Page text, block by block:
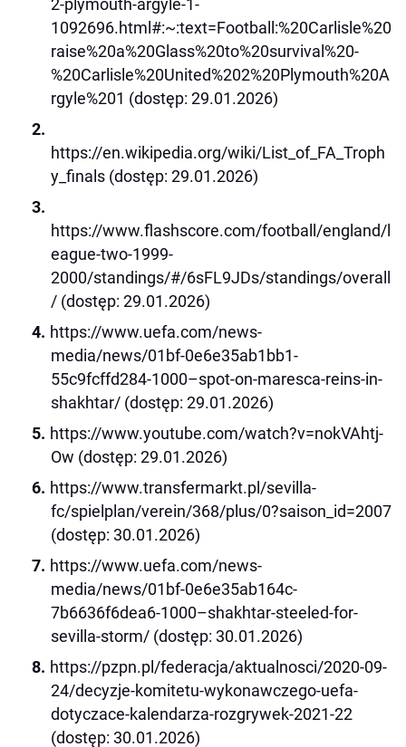
1092696.html#:~:text=Football:%20Carlisle%20
raise%20a%20Glass%20to%20survival%20-
%20Carlisle%20United%202%20Plymouth%20A
rgyle%201 (dostęp: 29.01.2026)
https://en.wikipedia.org/wiki/List_of_FA_Troph
y_finals (dostęp: 29.01.2026)
https://www.flashscore.com/football/england/l
eague-two-1999-
2000/standings/#/6sFL9JDs/standings/overall
/ (dostęp: 29.01.2026)
https://www.uefa.com/news-
media/news/01bf-0e6e35ab1bb1-
55c9fcffd284-1000–spot-on-maresca-reins-in-
shakhtar/ (dostęp: 29.01.2026)
https://www.youtube.com/watch?v=nokVAhtj-
Ow (dostęp: 29.01.2026)
https://www.transfermarkt.pl/sevilla-
fc/spielplan/verein/368/plus/0?saison_id=2007
(dostęp: 30.01.2026)
https://www.uefa.com/news-
media/news/01bf-0e6e35ab164c-
7b6636f6dea6-1000–shakhtar-steeled-for-
sevilla-storm/ (dostęp: 30.01.2026)
https://pzpn.pl/federacja/aktualnosci/2020-09-
24/decyzje-komitetu-wykonawczego-uefa-
dotyczace-kalendarza-rozgrywek-2021-22
(dostęp: 30.01.2026)